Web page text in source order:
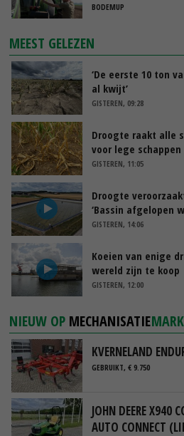
BODEMUP
MEEST GELEZEN
‘De eerste 10 ton
al kwijt’
GISTEREN, 09:28
Droogte raakt alle
voor lege schappen
GISTEREN, 11:05
Droogte
‘Bassin afgelopen
GISTEREN, 14:06
Koeien van enige
wereld zijn te koop
GISTEREN, 12:00
NIEUW OP MECHANISATIE
KVERNELAND
GEBRUIKT, € 9.750
JOHN DEERE X940
AUTO CONNECT